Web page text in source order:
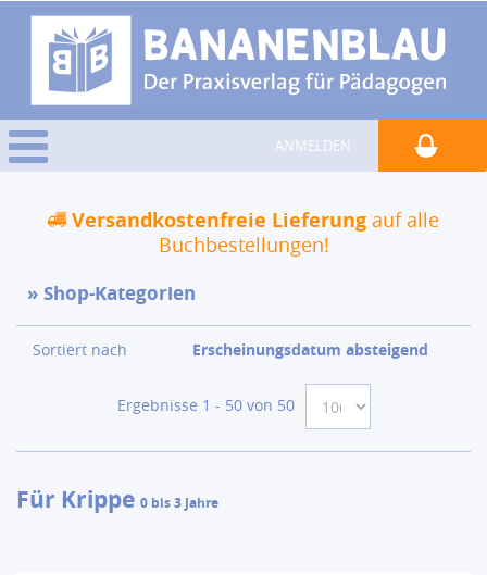
ANMELDEN
Versandkostenfreie Lieferung auf alle
Buchbestellungen!
Shop-Kategorien
Sortiert nach Erscheinungsdatum absteigend
Ergebnisse 1 - 50 von 50
Für Krippe 0 bis 3 Jahre